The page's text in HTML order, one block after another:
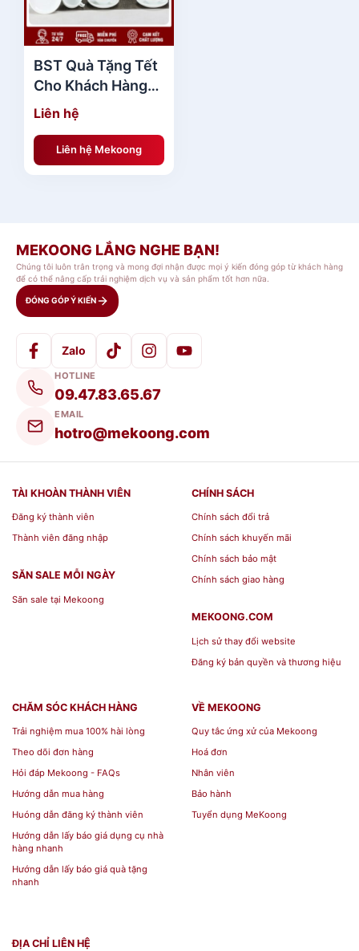
BST Quà Tặng Tết
Cho Khách Hàng
QTTMK05
Liên hệ
Liên hệ Mekoong
MEKOONG LẮNG NGHE BẠN!
Chúng tôi luôn trân trọng và mong đợi nhận được mọi ý kiến đóng góp từ khách hàng
để có thể nâng cấp trải nghiệm dịch vụ và sản phẩm tốt hơn nữa.
ĐÓNG GÓP Ý KIẾN
Zalo
HOTLINE
09.47.83.65.67
EMAIL
hotro@mekoong.com
TÀI KHOÀN THÀNH VIÊN
Đăng ký thành viên
Thành viên đăng nhập
SĂN SALE MỖI NGÀY
Săn sale tại Mekoong
CHÍNH SÁCH
Chính sách đổi trả
Chính sách khuyến mãi
Chính sách bảo mật
Chính sách giao hàng
MEKOONG.COM
Lịch sử thay đổi website
Đăng ký bản quyền và thương hiệu
CHĂM SÓC KHÁCH HÀNG
Trải nghiệm mua 100% hài lòng
Theo dõi đơn hàng
Hỏi đáp Mekoong - FAQs
Hướng dẫn mua hàng
Huóng dẫn đăng ký thành viên
Hướng dẫn lấy báo giá dụng cụ nhà
hàng nhanh
Hướng dẫn lấy báo giá quà tặng
nhanh
VỀ MEKOONG
Quy tắc ứng xử của Mekoong
Hoá đơn
Nhân viên
Bảo hành
Tuyển dụng MeKoong
ĐỊA CHỈ LIÊN HỆ